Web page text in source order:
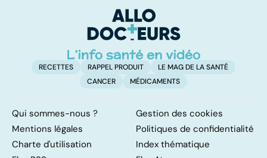
RECETTES RAPPEL PRODUIT
LE MAG DE LA SANTÉ
CANCER
MÉDICAMENTS
Qui sommes-nous ?
Gestion des cookies
Mentions légales
Politiques de confidentialité
Charte d'utilisation
Index thématique